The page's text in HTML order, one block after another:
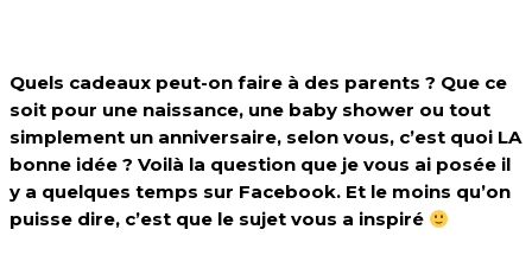
Quels cadeaux peut-on faire à des parents ? Que ce
soit pour une naissance, une baby shower ou tout
simplement un anniversaire, selon vous, c’est quoi LA
bonne idée ? Voilà la question que je vous ai posée il
y a quelques temps sur Facebook. Et le moins qu’on
puisse dire, c’est que le sujet vous a inspiré